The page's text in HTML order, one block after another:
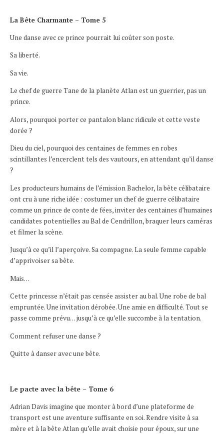
La Bête Charmante – Tome 5
Une danse avec ce prince pourrait lui coûter son poste.
Sa liberté.
Sa vie.
Le chef de guerre Tane de la planète Atlan est un guerrier, pas un
prince.
Alors, pourquoi porter ce pantalon blanc ridicule et cette veste
dorée ?
Dieu du ciel, pourquoi des centaines de femmes en robes
scintillantes l’encerclent tels des vautours, en attendant qu’il danse
?
Les producteurs humains de l’émission Bachelor, la bête célibataire
ont cru à une riche idée : costumer un chef de guerre célibataire
comme un prince de conte de fées, inviter des centaines d’humaines
candidates potentielles au Bal de Cendrillon, braquer leurs caméras
et filmer la scène.
Jusqu’à ce qu’il l’aperçoive. Sa compagne. La seule femme capable
d’apprivoiser sa bête.
Mais…
Cette princesse n’était pas censée assister au bal. Une robe de bal
empruntée. Une invitation dérobée. Une amie en difficulté. Tout se
passe comme prévu… jusqu’à ce qu’elle succombe à la tentation.
Comment refuser une danse ?
Quitte à danser avec une bête.
Le pacte avec la bête – Tome 6
Adrian Davis imagine que monter à bord d’une plateforme de
transport est une aventure suffisante en soi. Rendre visite à sa
mère et à la bête Atlan qu’elle avait choisie pour époux, sur une